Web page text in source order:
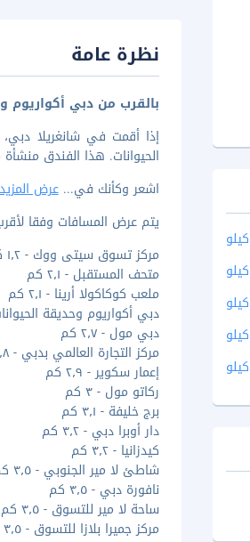
نظرة عامة
بالقرب من دبي أكواريوم
الحيوانات. هذا الفندق منشأة مناسبة للعائلات،
اشعر وكأنك في...عرض
يتم عرض المسافات وفقا لأقرب 0,1
مركز تسوق سيتى ووك - ١٫٢ كم
متحف المستقبل - ٢٫١ كم
ملعب كوكاكولا أرينا - ٢٫١ كم
دبي أكواريوم وحديقة الحيوانات -
دبي مول - ٢٫٧ كم
مركز التجارة العالمي بدبي - ٢٫٨ كم
إعمار سكوير - ٢٫٩ كم
ركاتو مول - ٣ كم
برج خليفة - ٣٫١ كم
دار أوبرا دبي - ٣٫٢ كم
كيدزانيا - ٣٫٢ كم
شاطئ لا مير الجنوبي - ٣٫٥ كم
نافورة دبي - ٣٫٥ كم
ساحة لا مير للتسوق - ٣٫٥ كم
مركز جميرا بلازا للتسوق - ٣٫٥ كم